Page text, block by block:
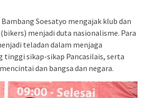
Soesatyo mengajak klub dan
menjadi duta nasionalisme. Para
teladan dalam menjaga
tinggi sikap-sikap Pancasilais, serta
dan bangsa dan negara.